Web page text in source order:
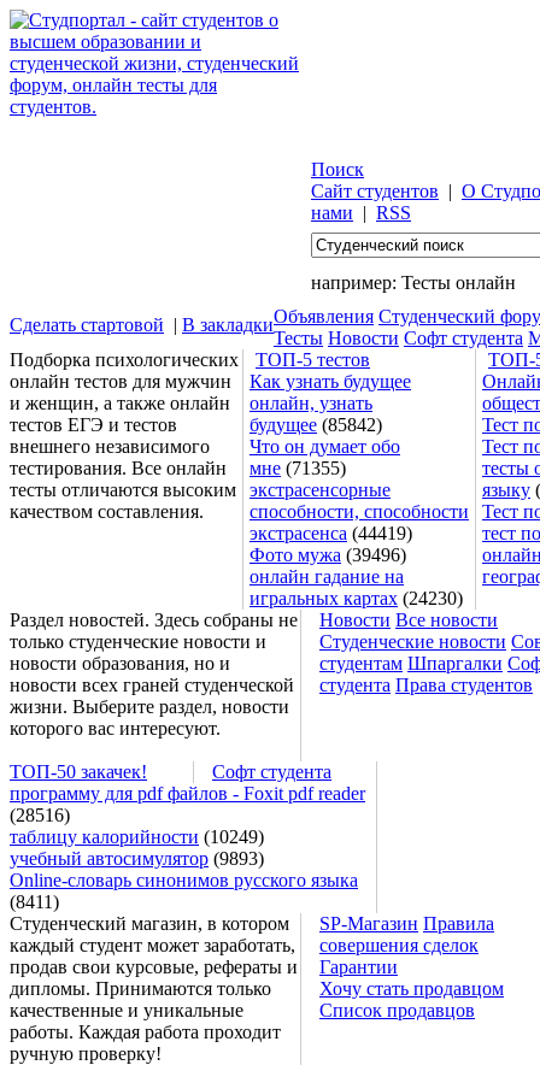
Поиск
Сайт студентов | О
нами | RSS
например: Тесты онлайн
Сделать стартовой | В закладкиОбъявления Студенческий
Тесты Новости Софт студента
Подборка психологических
онлайн тестов для мужчин
и женщин, а также онлайн
тестов ЕГЭ и тестов
внешнего независимого
тестирования. Все онлайн
тесты отличаются высоким
качеством составления.
ТОП-5 тестов
ТОП-
Как узнать будущее
онлайн, узнать
будущее (85842)
Что он думает обо
мне (71355)
экстрасенсорные
способности, способности
экстрасенса (44419)
Фото мужа (39496)
онлайн гадание на
игральных картах (24230)
Тест
Тест
тесты
языку
Тест
тест
Раздел новостей. Здесь собраны не
только студенческие новости и
новости образования, но и
новости всех граней студенческой
жизни. Выберите раздел, новости
которого вас интересуют.
Новости Все новости
Студенческие новости
студентам Шпаргалки
студента Права студентов
ТОП-50 закачек!
Софт студента
программу для pdf файлов - Foxit pdf reader
(28516)
таблицу калорийности (10249)
учебный автосимулятор (9893)
Online-словарь синонимов русского языка
(8411)
Студенческий магазин, в котором
каждый студент может заработать,
продав свои курсовые, рефераты и
дипломы. Принимаются только
качественные и уникальные
работы. Каждая работа проходит
ручную проверку!
SP-Магазин Правила
совершения сделок
Гарантии
Хочу стать продавцом
Список продавцов